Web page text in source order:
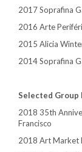
2017 Soprafina
2016 Arte
2015 Alicia
2014 Soprafina
Selected Group
2018 35th
Francisco
2018 Art Market